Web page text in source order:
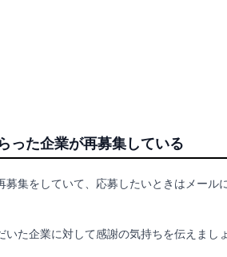
った企業が再募集している
集をしていて、応募したいときはメール
た企業に対して感謝の気持ちを伝えましょ